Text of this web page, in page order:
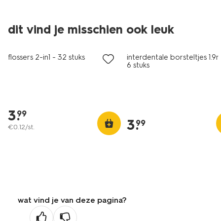
dit vind je misschien ook leuk
vegan
flossers 2-in1 - 32 stuks
3.
99
€0.12/st.
vegan
interdentale borsteltjes
6 stuks
3.
99
wat vind je van deze pagina?